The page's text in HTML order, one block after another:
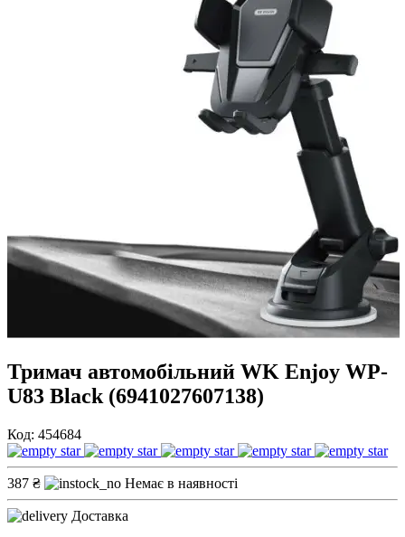
Тримач автомобільний WK Enjoy WP-
U83 Black (6941027607138)
Код: 454684
387 ₴ Немає в наявності
Доставка